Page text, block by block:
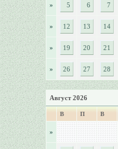
» 5 6 7
» 12 13 14
» 19 20 21
» 26 27 28
Август 2026
В П В
»